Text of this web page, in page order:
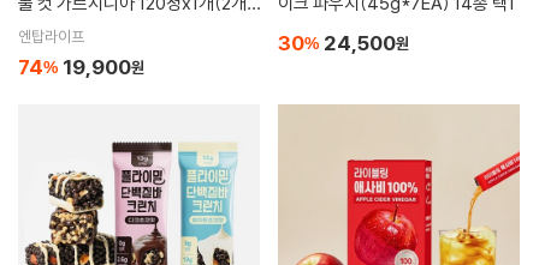
월분)+체지방 컷 녹차카테킨 120
정x1개(2개월분)
엔탑라이프
74% 19,900원
30% 24,500원